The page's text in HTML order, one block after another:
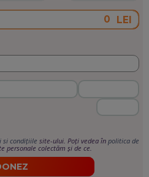
LEI
si condițiile site-ului. Poți vedea în politica de
personale colectăm și de ce.